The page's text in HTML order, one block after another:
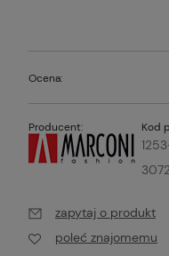
Ocena:
Producent: Kod
zapytaj o produkt
poleć znajomemu